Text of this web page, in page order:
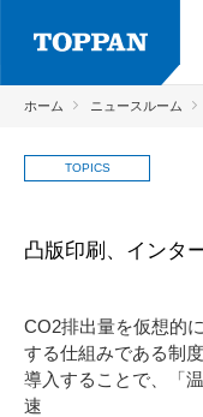
ホーム ニュースルーム
TOPICS
凸版印刷、インタ
CO2排出量を仮想的
する仕組みである制
導入することで、「
速